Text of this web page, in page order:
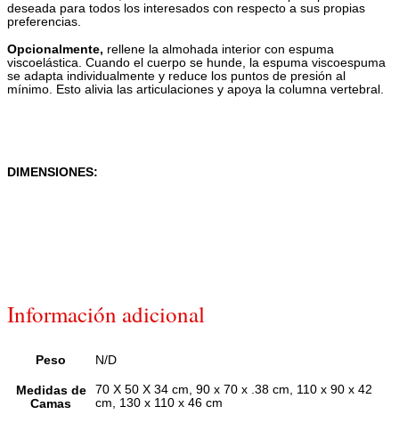
deseada para todos los interesados ​​con respecto a sus propias
preferencias.
Opcionalmente, rellene la almohada interior con espuma
viscoelástica. Cuando el cuerpo se hunde, la espuma viscoespuma
se adapta individualmente y reduce los puntos de presión al
mínimo. Esto alivia las articulaciones y apoya la columna vertebral.
DIMENSIONES:
Información adicional
Peso N/D
Medidas de
Camas
70 X 50 X 34 cm, 90 x 70 x .38 cm, 110 x 90 x 42
cm, 130 x 110 x 46 cm